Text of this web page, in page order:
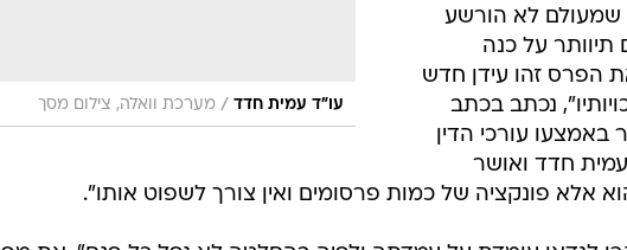
עו"ד עמית חדד / מערכת וואלה, צילום מסך
שמעולם לא הורשע
על כנה
הפרס זהו עידן חדש
נכתב בכתב
עורכי הדין
עמית חדד ואושר
הוא אלא פונקציה של כמות פרסומים ואין צורך לשפוט אותו".